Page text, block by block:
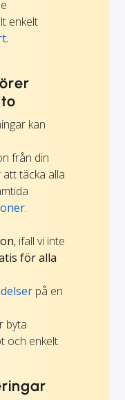
enkelt
kan
från din
täcka alla
.
, ifall vi inte
för alla
på en
byta
och enkelt.